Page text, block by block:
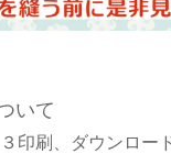
いて
印刷、ダウンロー